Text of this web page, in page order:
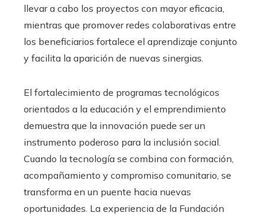
llevar a cabo los proyectos con mayor eficacia,
mientras que promover redes colaborativas entre
los beneficiarios fortalece el aprendizaje conjunto
y facilita la aparición de nuevas sinergias.
El fortalecimiento de programas tecnológicos
orientados a la educación y el emprendimiento
demuestra que la innovación puede ser un
instrumento poderoso para la inclusión social.
Cuando la tecnología se combina con formación,
acompañamiento y compromiso comunitario, se
transforma en un puente hacia nuevas
oportunidades. La experiencia de la Fundación